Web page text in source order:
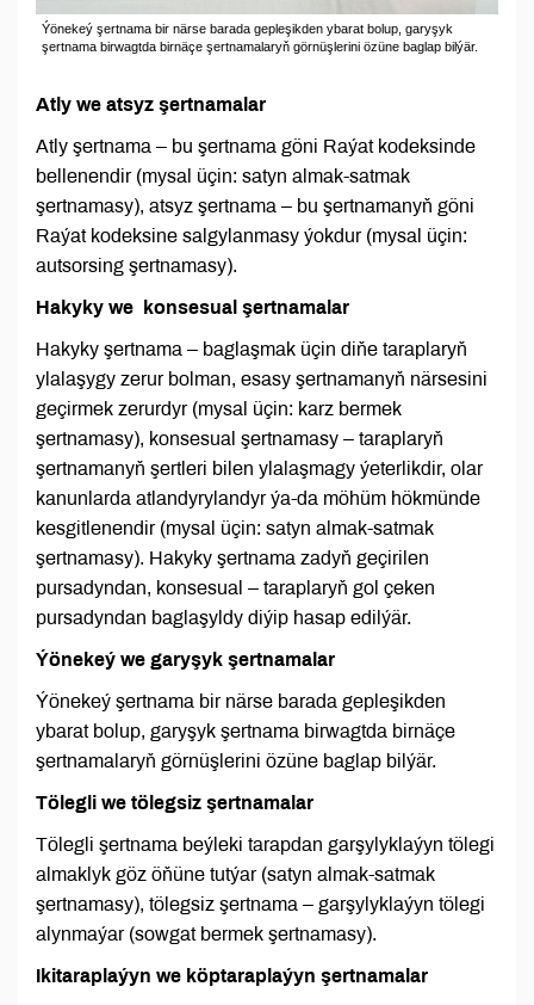
Ýönekeý şertnama bir närse barada gepleşikden ybarat bolup, garyşyk
şertnama birwagtda birnäçe şertnamalaryň görnüşlerini özüne baglap bilýär.
Atly we atsyz şertnamalar
Atly şertnama – bu şertnama göni Raýat kodeksinde
bellenendir (mysal üçin: satyn almak-satmak
şertnamasy), atsyz şertnama – bu şertnamanyň göni
Raýat kodeksine salgylanmasy ýokdur (mysal üçin:
autsorsing şertnamasy).
Hakyky we konsesual şertnamalar
Hakyky şertnama – baglaşmak üçin diňe taraplaryň
ylalaşygy zerur bolman, esasy şertnamanyň närsesini
geçirmek zerurdyr (mysal üçin: karz bermek
şertnamasy), konsesual şertnamasy – taraplaryň
şertnamanyň şertleri bilen ylalaşmagy ýeterlikdir, olar
kanunlarda atlandyrylandyr ýa-da möhüm hökmünde
kesgitlenendir (mysal üçin: satyn almak-satmak
şertnamasy). Hakyky şertnama zadyň geçirilen
pursadyndan, konsesual – taraplaryň gol çeken
pursadyndan baglaşyldy diýip hasap edilýär.
Ýönekeý we garyşyk şertnamalar
Ýönekeý şertnama bir närse barada gepleşikden
ybarat bolup, garyşyk şertnama birwagtda birnäçe
şertnamalaryň görnüşlerini özüne baglap bilýär.
Tölegli we tölegsiz şertnamalar
Tölegli şertnama beýleki tarapdan garşylyklaýyn tölegi
almaklyk göz öňüne tutýar (satyn almak-satmak
şertnamasy), tölegsiz şertnama – garşylyklaýyn tölegi
alynmaýar (sowgat bermek şertnamasy).
Ikitaraplaýyn we köptaraplaýyn şertnamalar